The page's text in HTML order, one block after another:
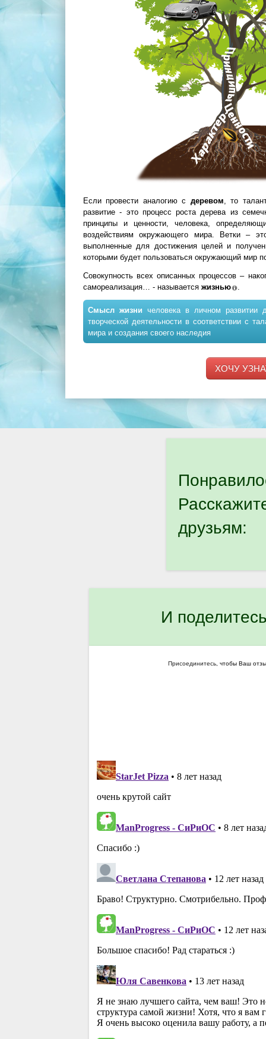
Если провести аналогию с деревом, то
развитие - это процесс роста дерева из
принципы и ценности, человека,
воздействиям окружающего мира. Ветки –
выполненные для достижения целей и
которыми будет пользоваться окружающий мир
Совокупность всех описанных процессов –
самореализация… - называется жизнью .
Смысл жизни человека в личном развитии
творческой деятельности в соответствии с
мира и создания своего наследия
ХОЧУ
друзьям:
И
Присоединитесь , чтобы Ваш